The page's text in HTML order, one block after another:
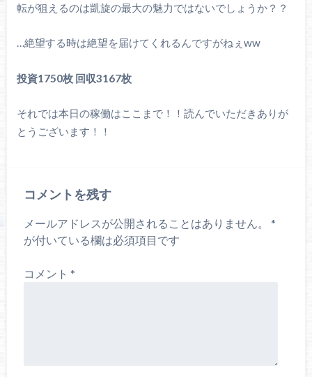
転が狙えるのは凱旋の最大の魅力ではないでしょうか？？
…絶望する時は絶望を届けてくれるんですがねぇww
投資1750枚 回収3167枚
それでは本日の稼働はここまで！！読んでいただきありが
とうございます！！
コメントを残す
メールアドレスが公開されることはありません。
*
が付いている欄は必須項目です
コメント *